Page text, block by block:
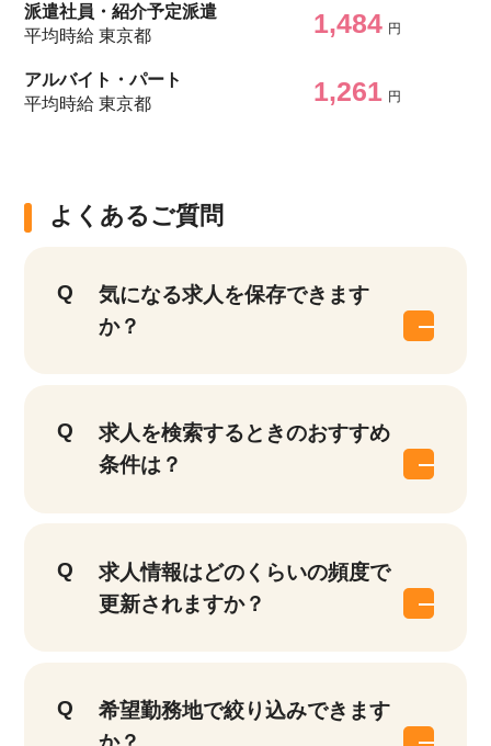
派遣社員・紹介予定派遣
平均時給 東京都
1,484 円
アルバイト・パート
平均時給 東京都
1,261 円
よくあるご質問
気になる求人を保存できます
か？
求人を検索するときのおすすめ
条件は？
求人情報はどのくらいの頻度で
更新されますか？
希望勤務地で絞り込みできます